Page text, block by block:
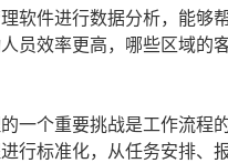
软件进行数据分析，能够
员效率更高，哪些区域
一个重要挑战是工作流程
行标准化，从任务安排